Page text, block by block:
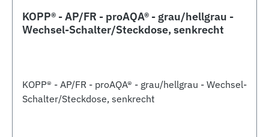
KOPP® - AP/FR - proAQA® - grau/hellgrau -
Wechsel-Schalter/Steckdose, senkrecht
KOPP® - AP/FR - proAQA® - grau/hellgrau - Wechsel-
Schalter/Steckdose, senkrecht